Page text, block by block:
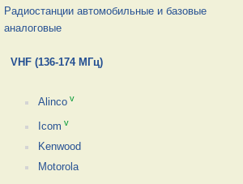
Радиостанции автомобильные и базовые
аналоговые
VHF (136-174 МГц)
Alinco v
Icom v
Kenwood
Motorola